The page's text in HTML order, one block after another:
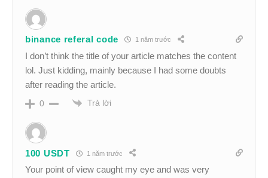
binance referal code 1 năm trước
I don’t think the title of your article matches the content
lol. Just kidding, mainly because I had some doubts
after reading the article.
0 Trả lời
100 USDT 1 năm trước
Your point of view caught my eye and was very